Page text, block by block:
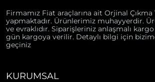
Firmamız Fiat araçlarına ait Orjinal Çıkma
yapmaktadır. Ürünlerimiz muhayyerdir.
ve evraklıdır. Siparişleriniz anlaşmalı
gün kargoya verilir. Detaylı bilgi için
geçiniz
KURUMSAL